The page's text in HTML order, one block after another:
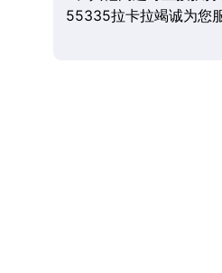
55335拉卡拉竭诚为您